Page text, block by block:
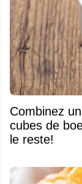
Combinez
cubes de
le reste!